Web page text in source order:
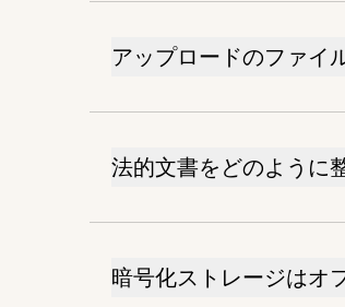
アップロードのファイ
法的文書をどのように
暗号化ストレージはオ